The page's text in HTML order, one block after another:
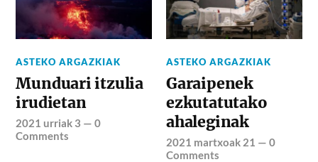
ASTEKO ARGAZKIAK
Munduari itzulia
irudietan
2021 urriak 3 —0
Comments
ASTEKO ARGAZKIAK
Garaipenek
ezkutatutako
ahaleginak
2021 martxoak 21 —0
Comments